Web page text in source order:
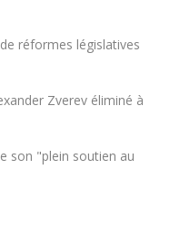
réformes législatives
Zverev éliminé à
son "plein soutien au